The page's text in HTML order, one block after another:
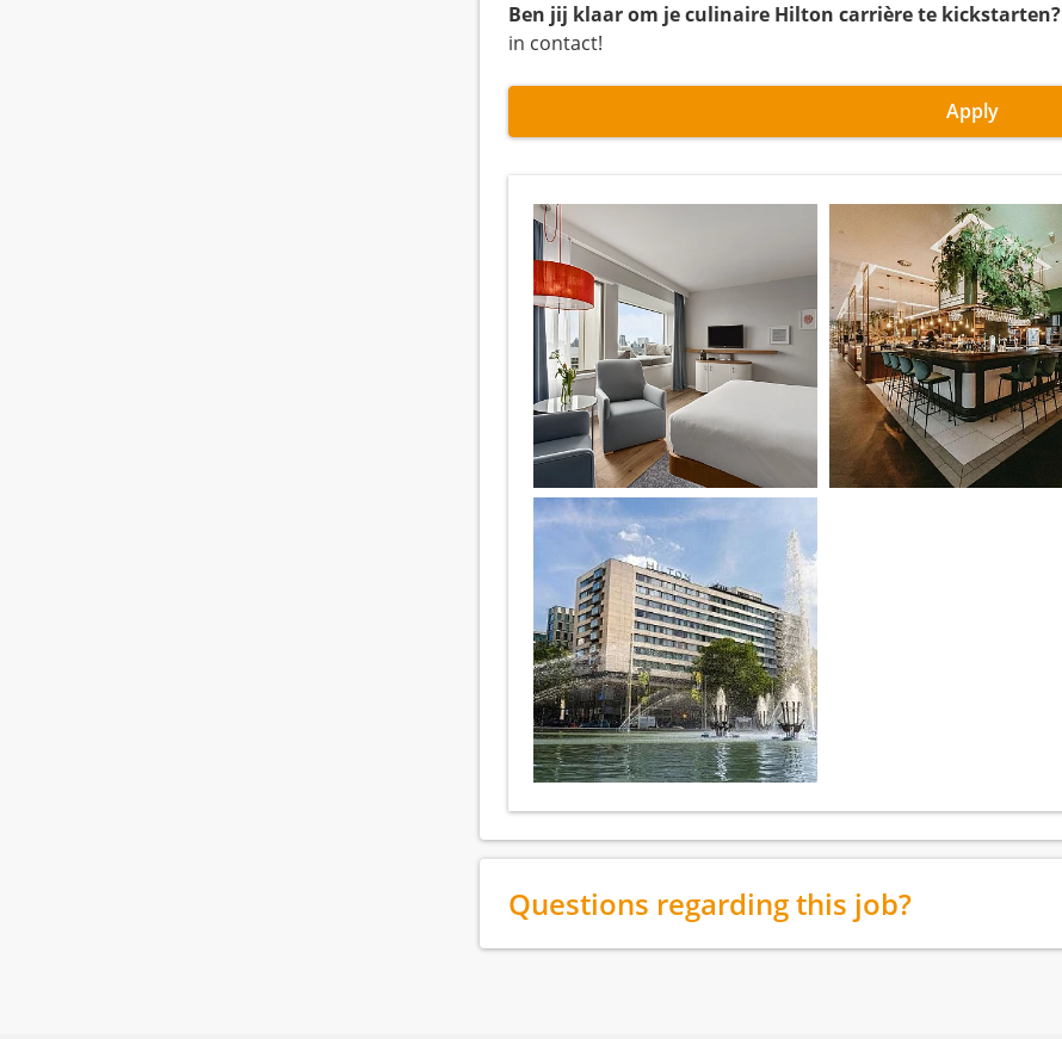
Ben jij klaar om je culinaire Hilton carrière te kickstarten?
in contact!
Apply
Questions regarding this job?